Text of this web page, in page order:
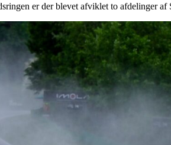
er der blevet afviklet to afdelinger